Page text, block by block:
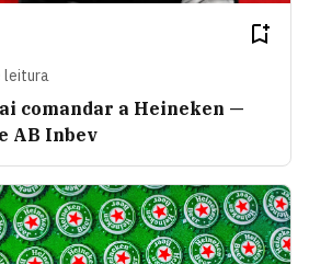
leitura
comandar a Heineken —
AB Inbev